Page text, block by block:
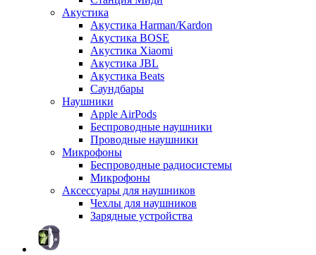
Акустика
Акустика Harman/Kardon
Акустика BOSE
Акустика Xiaomi
Акустика JBL
Акустика Beats
Саундбары
Наушники
Apple AirPods
Беспроводные наушники
Проводные наушники
Микрофоны
Беспроводные радиосистемы
Микрофоны
Аксессуары для наушников
Чехлы для наушников
Зарядные устройства